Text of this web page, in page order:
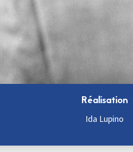
Réalisation
Ida Lupino